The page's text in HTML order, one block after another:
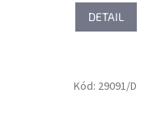
DETAIL
Kód: 29091/D